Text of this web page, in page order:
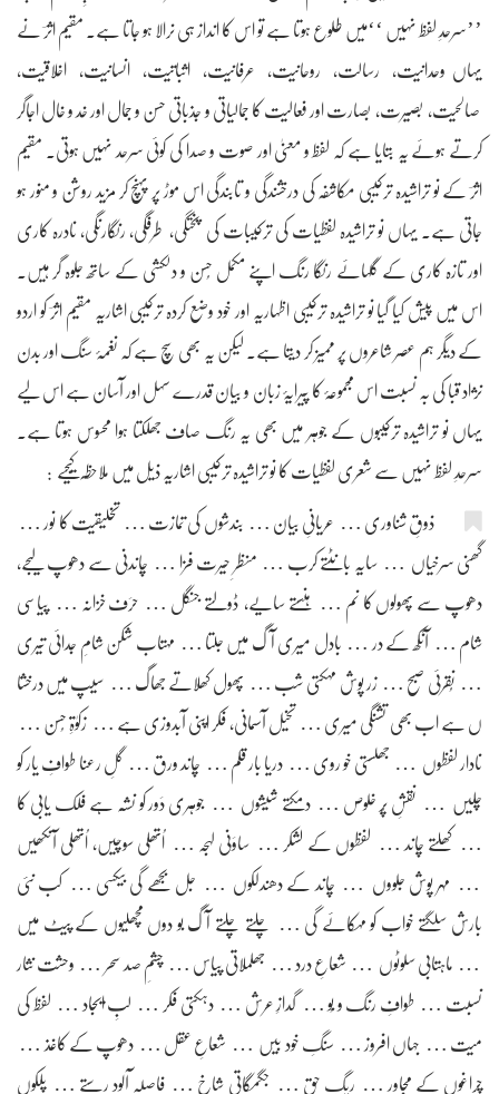
’’سرحدِ لفظ نہیں ‘‘میں طلوع ہوتا ہے تو اس کا انداز ہی نرالا ہو جاتا ہے۔ مقیم اثرؔ نے
یہاں وحدانیت، رسالت، روحانیت، عرفانیت، اثباتیت، انسانیت، اخلاقیت،
صالحیت، بصیرت، بصارت اور فعالیت کا جمالیاتی و جذباتی حسن و جمال اور خد و خال اجاگر
کرتے ہوئے یہ بتایا ہے کہ لفظ و معنیٰ اور صوت و صدا کی کوئی سرحد نہیں ہوتی۔ مقیم
اثرؔ کے نو تراشیدہ ترکیبی مکاشفہ کی درخشندگی و تابندگی اس موڑ پر پہنچ کر مزید روشن و منور ہو
جاتی ہے۔ یہاں نو تراشیدہ لفظیات کی ترکیبات کی پختگی، طرفگی، رنگارنگی، نادرہ کاری
اور تازہ کاری کے گلہائے رنگا رنگ اپنے مکمل حُسن و دلکشی کے ساتھ جلوہ گر ہیں۔
اس میں پیش کیا گیا نو تراشیدہ ترکیبی اظہاریہ اور خود وضع کردہ ترکیبی اشاریہ مقیم اثرؔ کو اردو
کے دیگر ہم عصر شاعروں پر ممیز کر دیتا ہے۔ لیکن یہ بھی سچ ہے کہ نغمۂ سنگ اور بدن
نژاد قبا کی بہ نسبت اس مجموعۂ کا پیرایۂ زبان و بیان قدرے سہل اور آسان ہے اس لیے
یہاں نو تراشیدہ ترکیبوں کے جوہر میں بھی یہ رنگ صاف جھلکتا ہوا محسوس ہوتا ہے۔
سرحدِ لفظ نہیں سے شعری لفظیات کا نو تراشیدہ ترکیبی اشاریہ ذیل میں ملاحظہ کیجیے :
ذوقِ شناوری … عریانیِ بیان … بندشوں کی تمازت … تخلیقیت کا نور …
گھنی سرخیاں … سایہ بانٹتے کرب … منظرِ حیرت فزا … چاندنی سے دھوپ لیجے،
دھوپ سے پھولوں کا نم … ہنستے سایے، ڈولتے جنگل … حرَف خزانہ … پیاسی
شام … آنکھ کے در … بادل میری آگ میں جلتا … مہتاب شکن شامِ جدائی تیری
… نُقرئی صبح … زر پوش مہکتی شب … پھول کھلاتے جھاگ … سیپ میں درخشا
ں ہے اب بھی تشنگی میری … تخیل آسمانی، فکر اپنی آبدوزی ہے … زکوٰۃِ حُسن …
نادار لفظوں … جھلستی خو روی … دریا بار قلم … چاند ورق … گلِ رعنا طوافِ یار کو
چلیں … نقشِ پُر خلوص … دمکتے شیٖشوں … جوہری دَور کو نشّہ ہے فلک یابی کا
… کھلتے چاند … لفظوں کے لشکر … ساوَنی لہجہ … اُتھلی سوچیں، اُتھلی آنکھیں
… مہر پوش جلووں … چاند کے دھندلکوں … جل بجھے گی بیکسی … کب نئی
بارش سلگتے خواب کو مہکائے گی … چلتے چلتے آگ بو دوں مچھلیوں کے پیٹ میں
… ماہتابی سلوٹوں … شعاعِ درد … جھلملاتی پیاس … چشمِ صد سحر … وحشت نثار
نسبت … طوافِ رنگ و بُو … گدازِ عرش … دہکتی فکر … لبِ ایجاد … لفظ کی
میت … جہاں افروز … سنگِ خود بیٖں … شعاعِ عقل … دھوپ کے کاغذ …
چراغوں کے مجاور … ریگِ حق … جگمگاتی شاخ … فاصلہ آلود رستے … پلکوں